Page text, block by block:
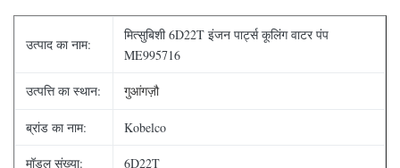
उत्पाद का नाम:
मित्सुबिशी 6D22T इंजन पार्ट्स कूलिंग वाटर पंप
ME995716
उत्पत्ति का स्थान: गुआंगज़ौ
ब्रांड का नाम: Kobelco
मॉडल संख्या: 6D22T